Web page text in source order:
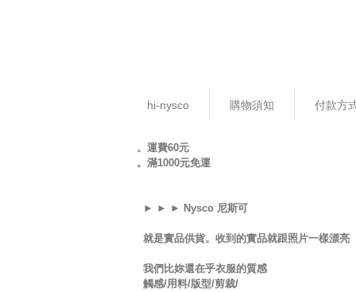
hi-nysco 購物須知 付款方
。運費60元
。滿1000元免運
► ► ► Nysco 尼斯可
就是實品供貨。收到的實品就跟照片一樣漂亮
我們比妳還在乎衣服的質感
觸感/用料/版型/剪裁/